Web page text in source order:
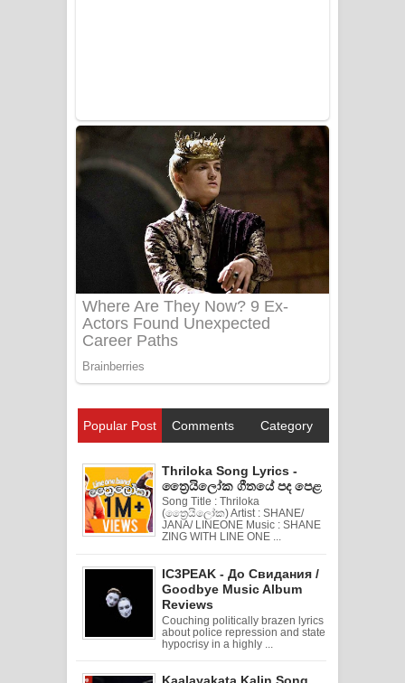
Popular Post Comments Category
Thriloka Song Lyrics -
ත්‍රෛයිලෝක ගීතයේ පද පෙළ
Song Title : Thriloka
(ත්‍රෛයිලෝක) Artist : SHANE/
JANA/ LINEONE Music : SHANE
ZING WITH LINE ONE ...
IC3PEAK - До Свидания /
Goodbye Music Album
Reviews
Couching politically brazen lyrics
about police repression and state
hypocrisy in a highly ...